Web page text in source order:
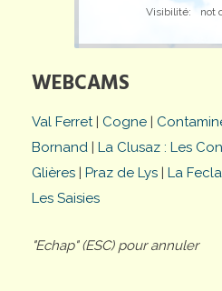
Visibilité: not
WEBCAMS
Val Ferret| Cogne |
Bornand | La Clusaz : Les
Glières | Praz de Lys | La
Les Saisies
"Echap" (ESC) pour annuler